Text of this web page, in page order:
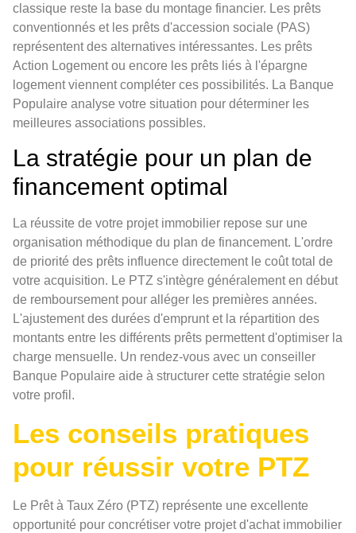
classique reste la base du montage financier. Les prêts
conventionnés et les prêts d'accession sociale (PAS)
représentent des alternatives intéressantes. Les prêts
Action Logement ou encore les prêts liés à l'épargne
logement viennent compléter ces possibilités. La Banque
Populaire analyse votre situation pour déterminer les
meilleures associations possibles.
La stratégie pour un plan de
financement optimal
La réussite de votre projet immobilier repose sur une
organisation méthodique du plan de financement. L'ordre
de priorité des prêts influence directement le coût total de
votre acquisition. Le PTZ s'intègre généralement en début
de remboursement pour alléger les premières années.
L'ajustement des durées d'emprunt et la répartition des
montants entre les différents prêts permettent d'optimiser la
charge mensuelle. Un rendez-vous avec un conseiller
Banque Populaire aide à structurer cette stratégie selon
votre profil.
Les conseils pratiques
pour réussir votre PTZ
Le Prêt à Taux Zéro (PTZ) représente une excellente
opportunité pour concrétiser votre projet d'achat immobilier